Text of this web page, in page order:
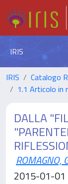
IRIS
IRIS Catalogo
1.1 Articolo in
DALLA
ROMAGNO,
2015-01-01